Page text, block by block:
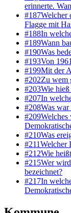
erinnerte.
#187Welcher
Flagge mit
#188In
#189Wann
#190Was
#193Von
#199Mit der
#202Zu wem
#203Wie hieß
#207In
#208Was
#209Welches
#210Was
#211Welcher
#212Wie
#215Wer
bezeichnet?
#217In